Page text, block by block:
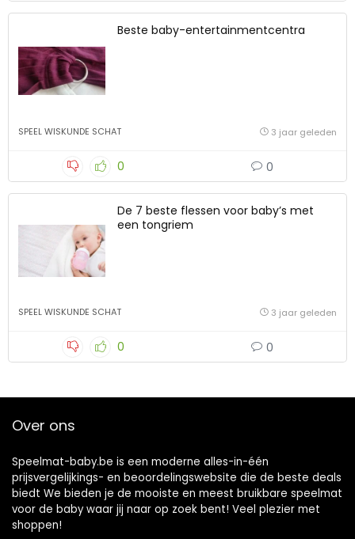
Beste baby-entertainmentcentra
SPEEL WISKUNDE SCHAT 3 jaar geleden
0 0
De 7 beste flessen voor baby’s met
een tongriem
SPEEL WISKUNDE SCHAT 3 jaar geleden
0 0
Over ons
Speelmat-baby.be is een moderne alles-in-één
prijsvergelijkings- en beoordelingswebsite die de beste deals
biedt We bieden je de mooiste en meest bruikbare speelmat
voor de baby waar jij naar op zoek bent! Veel plezier met
shoppen!